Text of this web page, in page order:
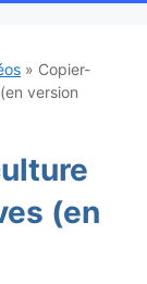
» Copier-
version
(en